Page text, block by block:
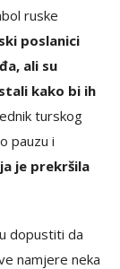
ruske
poslanici
ali su
kako bi ih
turskog
pauzu i
je prekršila
dopustiti da
namjere neka